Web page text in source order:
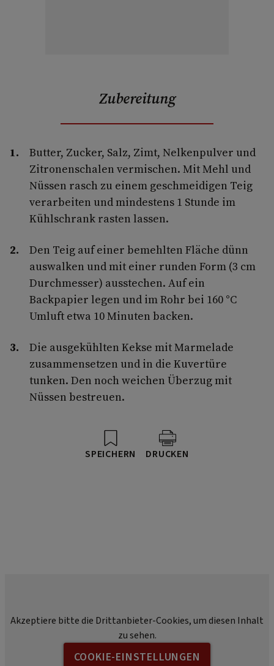
Zubereitung
Butter, Zucker, Salz, Zimt, Nelkenpulver und
Zitronenschalen ver­mischen. Mit Mehl und
Nüssen rasch zu einem geschmeidigen Teig
ver­arbeiten und mindestens 1 Stunde im
Kühlschrank rasten lassen.
Den Teig auf einer bemehlten Fläche dünn
auswalken und mit einer runden Form (3 cm
Durchmesser) ausstechen. Auf ein
Backpapier legen und im Rohr bei 160 °C
Umluft etwa 10 Minuten backen.
Die ausgekühlten Kekse mit Marme­lade
zusammensetzen und in die Kuvertüre
tunken. Den noch weichen Überzug mit
Nüssen bestreuen.
SPEICHERN DRUCKEN
Akzeptiere bitte die Drittanbieter-Cookies, um diesen Inhalt
zu sehen.
COOKIE-EINSTELLUNGEN